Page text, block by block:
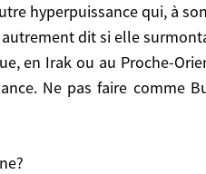
hyperpuissance qui, à
dit si elle
en Irak ou au Proche-
Ne pas faire comme
les Etats-Unis, parfois
problèmes du monde.
ce qui aurait donné